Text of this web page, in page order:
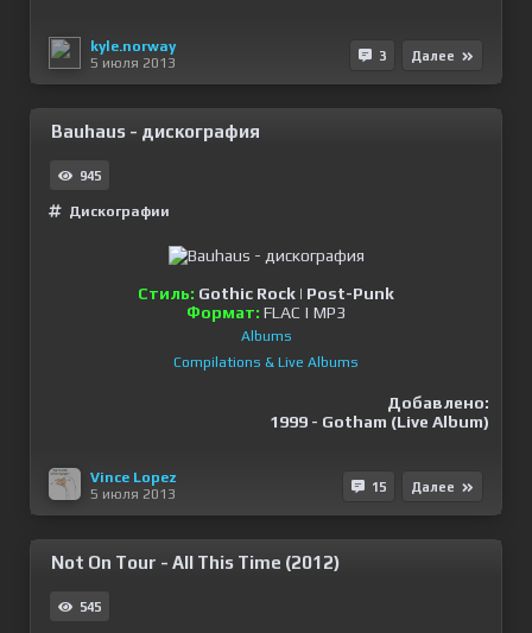
kyle.norway
5 июля 2013
3 Далее
Bauhaus - дискография
945
Дискографии
Стиль: Gothic Rock | Post-Punk
Формат: FLAC | MP3
Albums
Compilations & Live Albums
Добавлено:
1999 - Gotham (Live Album)
Vince Lopez
5 июля 2013
15 Далее
Not On Tour - All This Time (2012)
545